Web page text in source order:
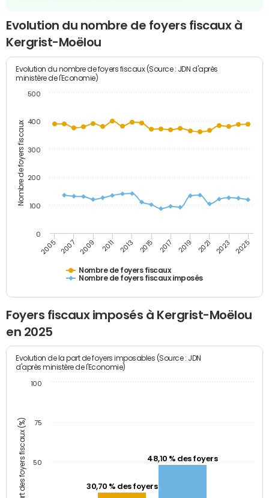
Evolution du nombre de foyers fiscaux à
Kergrist-Moëlou
Nombre de foyers fiscaux
Evolution du nombre de foyers fiscaux (Source : JDN d'après
ministère de l'Economie)
Nombre de foyers fiscaux
Nombre de foyers fiscaux imposés
2005 2007 2009 2011 2013 2015 2017 2019 2021 2023 2025
0
100
200
300
400
500
Foyers fiscaux imposés à Kergrist-Moëlou
en 2025
Part des foyers fiscaux (%)
Evolution de la part de foyers imposables (Source : JDN
d'après ministère de l'Economie)
30,70 % des foyers
48,10 % des foyers
50
75
100